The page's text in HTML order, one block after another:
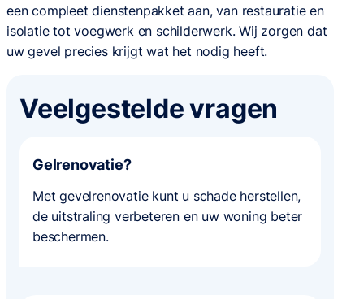
een compleet dienstenpakket aan, van restauratie en
isolatie tot voegwerk en schilderwerk. Wij zorgen dat
uw gevel precies krijgt wat het nodig heeft.
Veelgestelde vragen
Gelrenovatie?
Met gevelrenovatie kunt u schade herstellen,
de uitstraling verbeteren en uw woning beter
beschermen.